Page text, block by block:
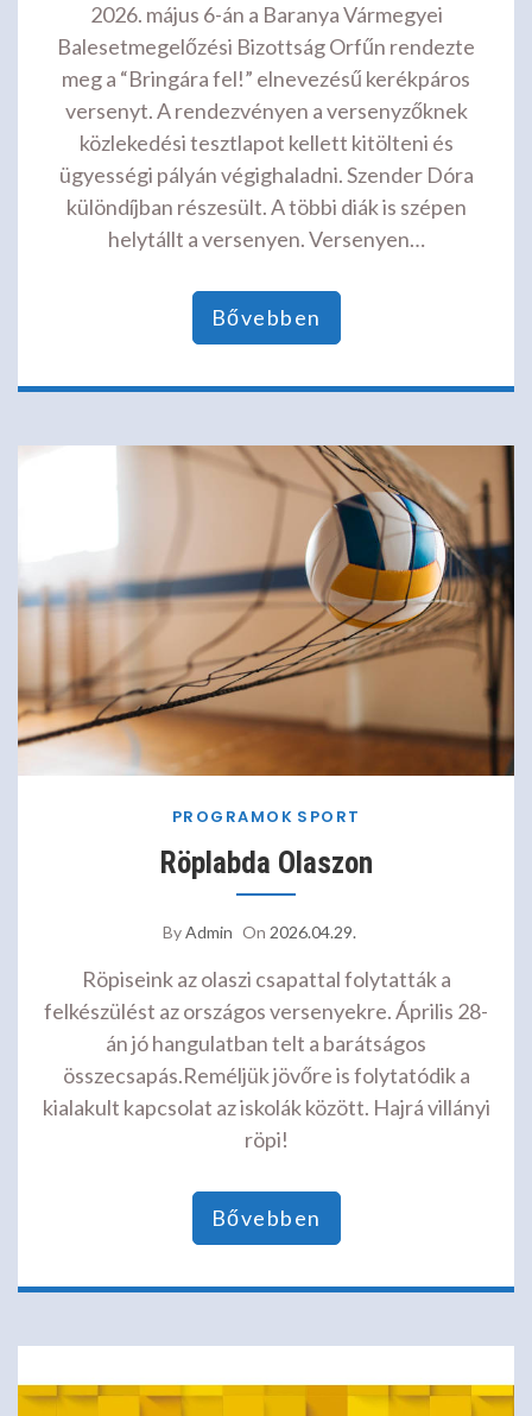
2026. május 6-án a Baranya Vármegyei
Balesetmegelőzési Bizottság Orfűn rendezte
meg a “Bringára fel!” elnevezésű kerékpáros
versenyt. A rendezvényen a versenyzőknek
közlekedési tesztlapot kellett kitölteni és
ügyességi pályán végighaladni. Szender Dóra
különdíjban részesült. A többi diák is szépen
helytállt a versenyen. Versenyen…
Bővebben
PROGRAMOK SPORT
Röplabda Olaszon
ByAdmin On 2026.04.29.
Röpiseink az olaszi csapattal folytatták a
felkészülést az országos versenyekre. Április 28-
án jó hangulatban telt a barátságos
összecsapás.Reméljük jövőre is folytatódik a
kialakult kapcsolat az iskolák között. Hajrá villányi
röpi!
Bővebben